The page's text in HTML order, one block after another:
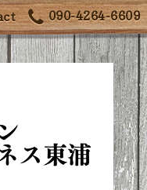
090-4264-6609